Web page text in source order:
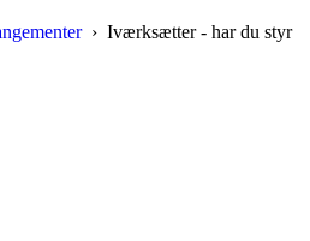
Iværksætter - har du styr